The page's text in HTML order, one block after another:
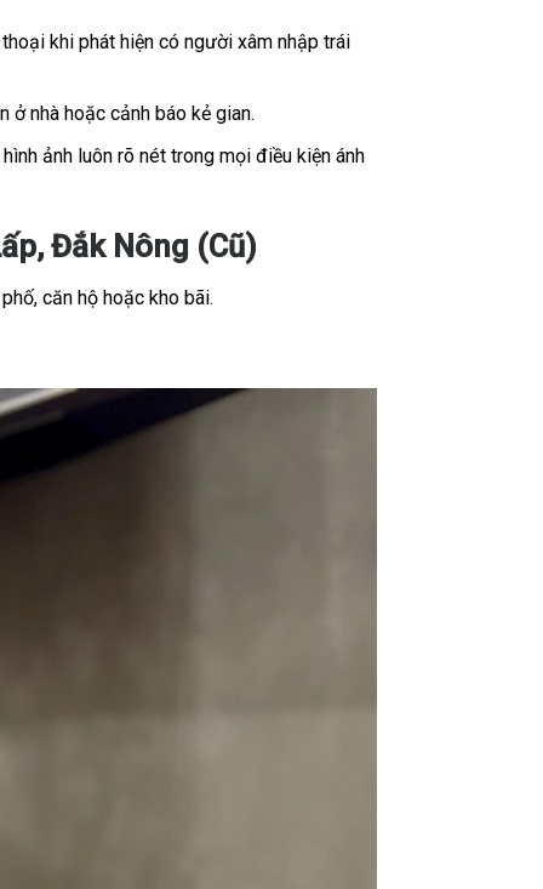
khi phát hiện có người xâm nhập trái
nhà hoặc cảnh báo kẻ gian.
ảnh luôn rõ nét trong mọi điều kiện ánh
Đắk Nông (Cũ)
căn hộ hoặc kho bãi.